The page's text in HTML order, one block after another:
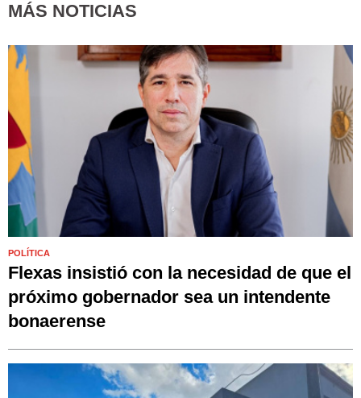
MÁS NOTICIAS
POLÍTICA
Flexas insistió con la necesidad de que el
próximo gobernador sea un intendente
bonaerense